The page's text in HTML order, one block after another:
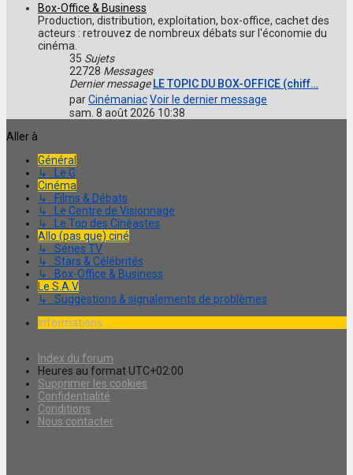
Box-Office & Business
Production, distribution, exploitation, box-office, cachet des
acteurs : retrouvez de nombreux débats sur l'économie du
cinéma.
35 Sujets
22728 Messages
Dernier message LE TOPIC DU BOX-OFFICE (chiff…
parCinémaniacVoir le dernier message
sam. 8 août 2026 10:38
Aller à
Général
↳ Le G
Cinéma
↳ Films & Débats
↳ Le Centre de Visionnage
↳ Le Top des Cinéastes
Allo (pas que) ciné
↳ Séries TV
↳ Stars & Célébrités
↳ Box-Office & Business
Le S.A.V
↳ Suggestions & signalements de problèmes
Informations
Index du forum
Heures au format UTC+02:00
Supprimer les cookies
Confidentialité
Conditions
Nous contacter